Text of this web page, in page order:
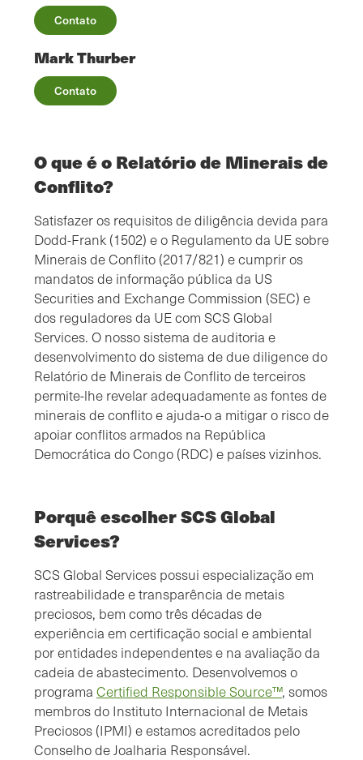
Contato
Mark Thurber
Contato
O que é o Relatório de Minerais de
Conflito?
Satisfazer os requisitos de diligência devida para
Dodd-Frank (1502) e o Regulamento da UE sobre
Minerais de Conflito (2017/821) e cumprir os
mandatos de informação pública da US
Securities and Exchange Commission (SEC) e
dos reguladores da UE com SCS Global
Services. O nosso sistema de auditoria e
desenvolvimento do sistema de due diligence do
Relatório de Minerais de Conflito de terceiros
permite-lhe revelar adequadamente as fontes de
minerais de conflito e ajuda-o a mitigar o risco de
apoiar conflitos armados na República
Democrática do Congo (RDC) e países vizinhos.
Porquê escolher SCS Global
Services?
SCS Global Services possui especialização em
rastreabilidade e transparência de metais
preciosos, bem como três décadas de
experiência em certificação social e ambiental
por entidades independentes e na avaliação da
cadeia de abastecimento. Desenvolvemos o
programa Certified Responsible Source™, somos
membros do Instituto Internacional de Metais
Preciosos (IPMI) e estamos acreditados pelo
Conselho de Joalharia Responsável.